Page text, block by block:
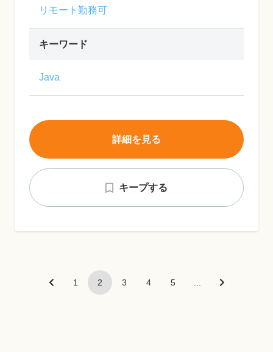
リモート勤務可
キーワード
Java
キープする
詳細を見る
1 2 3 4 5